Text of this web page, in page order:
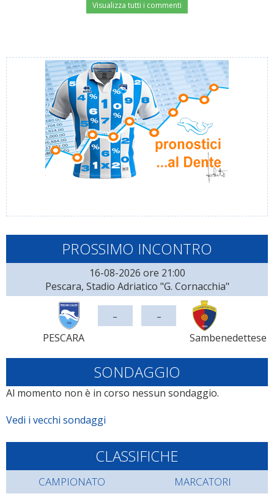
Visualizza tutti i commenti
PROSSIMO INCONTRO
16-08-2026 ore 21:00
Pescara, Stadio Adriatico "G. Cornacchia"
PESCARA
- -
Sambenedettese
SONDAGGIO
Al momento non è in corso nessun sondaggio.
Vedi i vecchi sondaggi
CLASSIFICHE
CAMPIONATO MARCATORI